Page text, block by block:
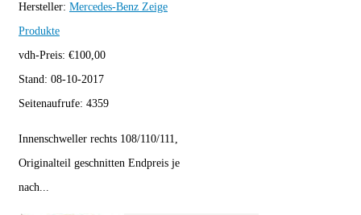
Hersteller: Mercedes-Benz Zeige
Produkte
vdh-Preis: €100,00
Stand: 08-10-2017
Seitenaufrufe: 4359
Innenschweller rechts 108/110/111,
Originalteil geschnitten Endpreis je
nach...